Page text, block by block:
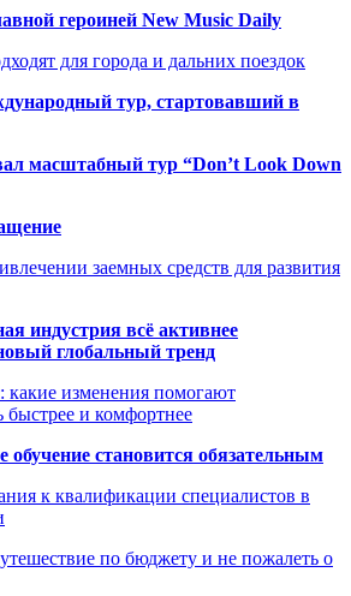
героиней New Music Daily
для города и дальних поездок
тур, стартовавший в
масштабный тур “Don’t Look Down
заемных средств для развития
индустрия всё активнее
глобальный тренд
изменения помогают
быстрее и комфортнее
становится обязательным
к квалификации специалистов в
по бюджету и не пожалеть о